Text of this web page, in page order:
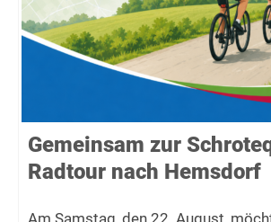
Gemeinsam zur
Radtour nach Hemsdorf
Am Samstag, den 22. August,